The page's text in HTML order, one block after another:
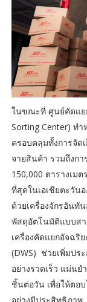
ในขณะที่ ศูนย์คัดแย
Sorting Center) ท
ครอบคลุมทั้งการจัด
จายสินค้า รวมถึงก
150,000 ตารางเม
ที่สุดในเอเชียตะวัน
ด้วยเครื่องจักรอันทั
พัสดุอัตโนมัติแบบส
เครื่องคัดแยกอัจฉริ
(DWS) ช่วยเพิ่มปร
อย่างรวดเร็ว แม่น
ชิ้นต่อวัน เพื่อให้ตอ